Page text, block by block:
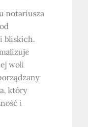
notariusza
bliskich.
woli
który
i